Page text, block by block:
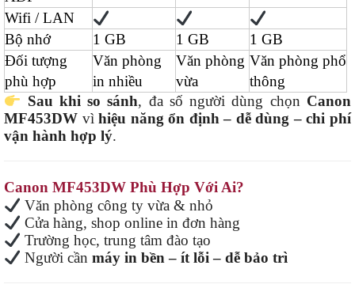
Wifi / LAN
Bộ nhớ
1 GB 1 GB
1 GB
Đối tượng
phù hợp
Văn phòng
in nhiều
Văn phòng
vừa
Văn phòng phổ
thông
Sau khi so sánh, đa số người dùng chọn Canon
MF453DW vìhiệu năng ổn định – dễ dùng – chi phí
vận hành hợp lý.
Canon MF453DW Phù Hợp Với Ai?
Văn phòng công ty vừa & nhỏ
Cửa hàng, shop online in đơn hàng
Trường học, trung tâm đào tạo
Người cầnmáy in bền – ít lỗi – dễ bảo trì